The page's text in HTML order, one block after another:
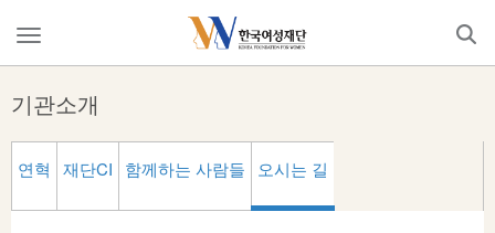
메
뉴
기
기관소개
연혁 재단CI 함께하는 사람들 오시는 길